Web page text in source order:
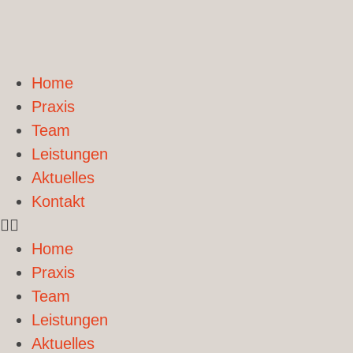
Home
Praxis
Team
Leistungen
Aktuelles
Kontakt
Home
Praxis
Team
Leistungen
Aktuelles